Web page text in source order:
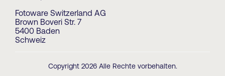
Fotoware Switzerland AG
Brown Boveri Str. 7
5400 Baden
Schweiz
Copyright 2026 Alle Rechte vorbehalten.